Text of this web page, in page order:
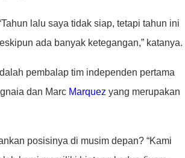
lalu saya tidak siap, tetapi tahun ini
ada banyak ketegangan,” katanya.
pembalap tim independen pertama
dan Marc Marquez yang merupakan
posisinya di musim depan? “Kami